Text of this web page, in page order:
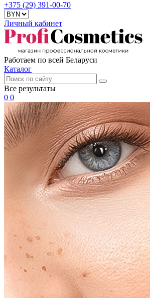
+375 (29) 391-00-70
Личный кабинет
Работаем по всей Беларуси
Каталог
Все результаты
0 0